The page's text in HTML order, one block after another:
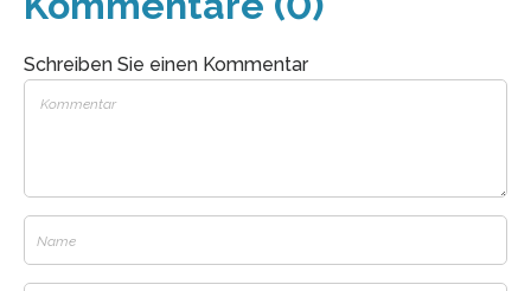
Schreiben Sie einen Kommentar